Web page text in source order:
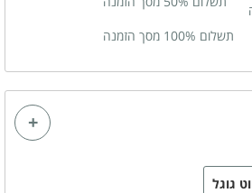
תנור אפייה
תשלום 100% מסך הזמנה
גוגל